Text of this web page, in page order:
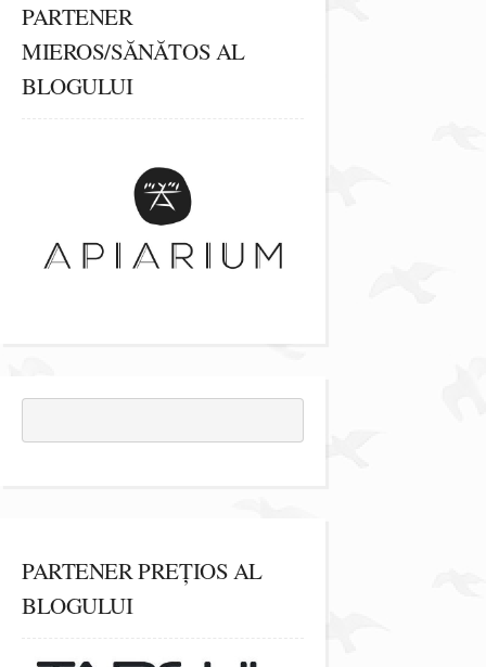
PARTENER
MIEROS/SĂNĂTOS AL
BLOGULUI
PARTENER PREȚIOS AL
BLOGULUI